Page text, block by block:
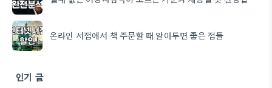
온라인 서점에서 책 주문할 때 알아두면 좋은 점들
인기 글